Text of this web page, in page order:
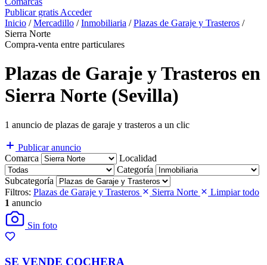
Publicar gratis Acceder
Inicio / Mercadillo / Inmobiliaria / Plazas de Garaje y Trasteros /
Sierra Norte
Compra-venta entre particulares
Plazas de Garaje y Trasteros en
Sierra Norte (Sevilla)
1 anuncio de plazas de garaje y trasteros a un clic
Publicar anuncio
Comarca
Localidad
Categoría
Subcategoría
Filtros: Plazas de Garaje y Trasteros Sierra Norte
Limpiar todo
1 anuncio
Sin foto
SE VENDE COCHERA